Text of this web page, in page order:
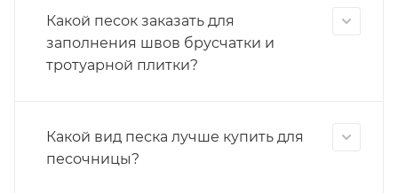
Какой песок заказать для
заполнения швов брусчатки и
тротуарной плитки?
Какой вид песка лучше купить для
песочницы?